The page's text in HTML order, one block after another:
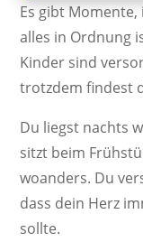
Es gibt
alles in Ordnung
Kinder sind
trotzdem findest
Du liegst nachts
sitzt beim
woanders. Du
dass dein Herz
sollte.